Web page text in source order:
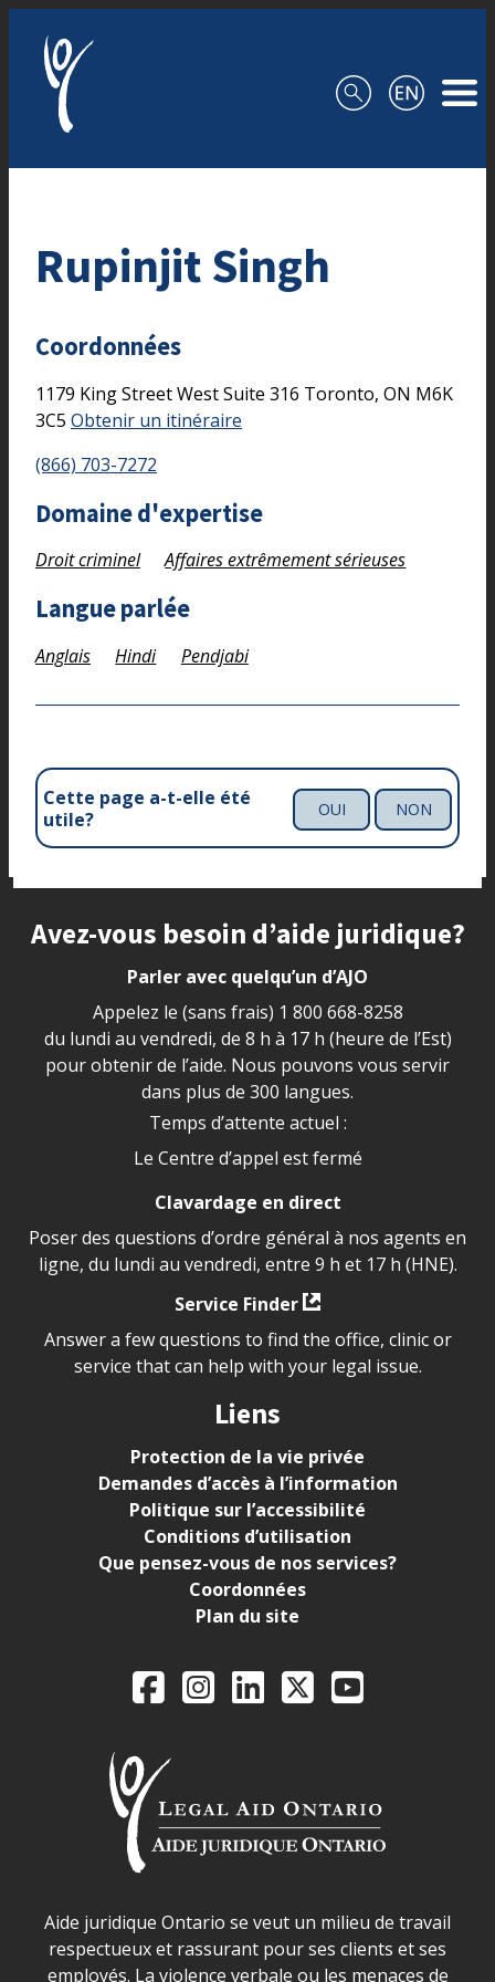
Rupinjit Singh
Coordonnées
1179 King Street WestSuite 316 Toronto, ON M6K
3C5 Obtenir un itinéraire
(866) 703-7272
Domaine d'expertise
Droit criminel Affaires extrêmement sérieuses
Langue parlée
Anglais Hindi Pendjabi
Cette page a-t-elle été
utile?
OUI NON
Site footer
Avez-vous besoin d’aide juridique?
Parler avec quelqu’un d’AJO
Appelez le (sans frais) 1 800 668-8258
du lundi au vendredi, de 8 h à 17 h (heure de l’Est)
pour obtenir de l’aide. Nous pouvons vous servir
dans plus de 300 langues.
Temps d’attente actuel :
Le Centre d’appel est fermé
Clavardage en direct
Poser des questions d’ordre général à nos agents en
ligne, du lundi au vendredi, entre 9 h et 17 h (HNE).
Service Finder
Answer a few questions to find the office, clinic or
service that can help with your legal issue.
Liens
Protection de la vie privée
Demandes d’accès à l’information
Politique sur l’accessibilité
Conditions d’utilisation
Que pensez-vous de nos services?
Coordonnées
Plan du site
Legal Aid Ontario
FacebookInstagram
LinkedIn
X YouTube
Déclaration sur la sécurité dans les locaux d'AJO.
Aide juridique Ontario se veut un milieu de travail
respectueux et rassurant pour ses clients et ses
employés. La violence verbale ou les menaces de